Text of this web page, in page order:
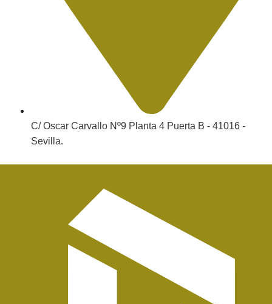
C/ Oscar Carvallo Nº9 Planta 4 Puerta B - 41016 -
Sevilla.